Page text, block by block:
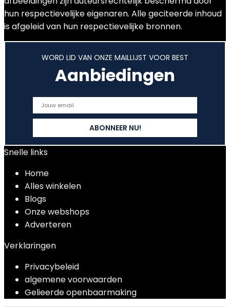
hun respectievelijke eigenaren. Alle geciteerde inhoud
is afgeleid van hun respectievelijke bronnen.
WORD LID VAN ONZE MAILLIJST VOOR BEST
Aanbiedingen
Snelle links
Home
Alles winkelen
Blogs
Onze webshops
Adverteren
Verklaringen
Privacybeleid
algemene voorwaarden
Gelieerde openbaarmaking